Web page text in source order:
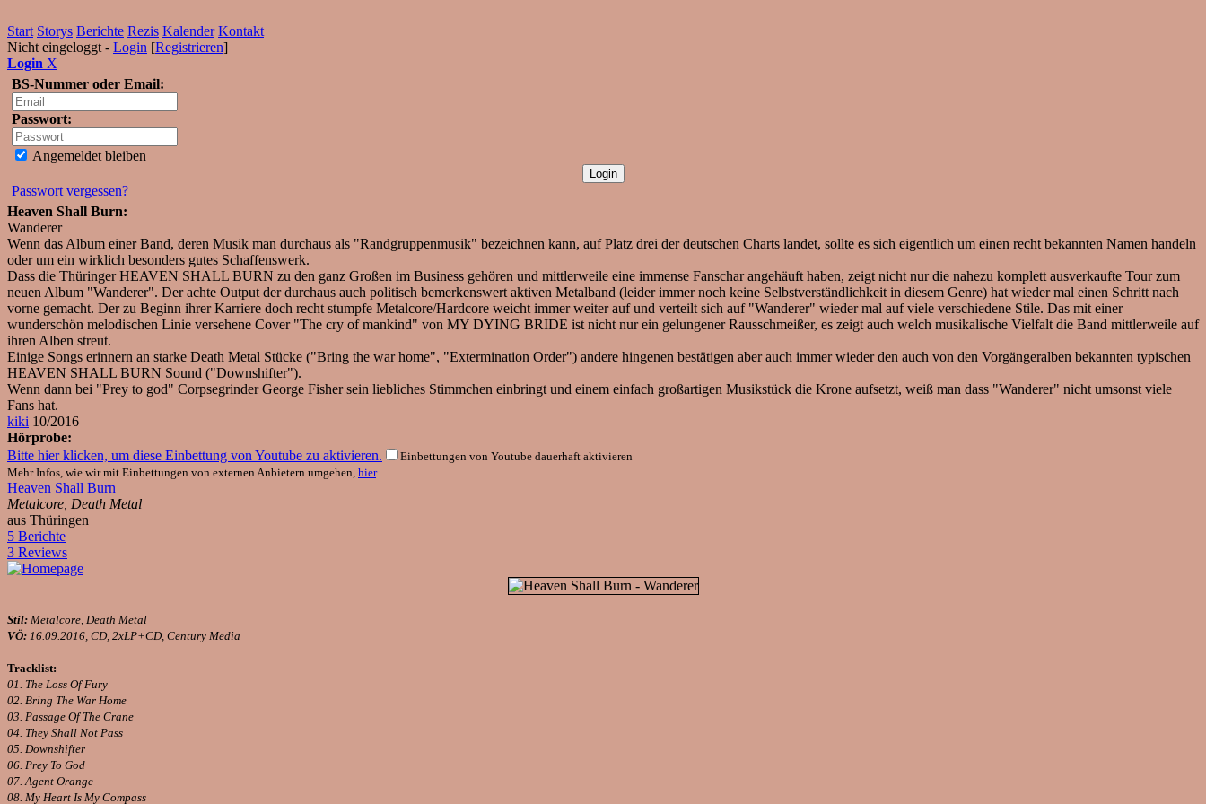
Start Storys Berichte Rezis Kalender Kontakt
Nicht eingeloggt - Login [Registrieren]
Login X
BS-Nummer oder Email:
Passwort:
Angemeldet bleiben
Passwort vergessen?
Heaven Shall Burn:
Wanderer
Wenn das Album einer Band, deren Musik man durchaus als "Randgruppenmusik" bezeichnen kann, auf Platz drei der deutschen Charts landet, sollte es sich eigentlich um einen recht bekannten Namen handeln
oder um ein wirklich besonders gutes Schaffenswerk.
Dass die Thüringer HEAVEN SHALL BURN zu den ganz Großen im Business gehören und mittlerweile eine immense Fanschar angehäuft haben, zeigt nicht nur die nahezu komplett ausverkaufte Tour zum
neuen Album "Wanderer". Der achte Output der durchaus auch politisch bemerkenswert aktiven Metalband (leider immer noch keine Selbstverständlichkeit in diesem Genre) hat wieder mal einen Schritt nach
vorne gemacht. Der zu Beginn ihrer Karriere doch recht stumpfe Metalcore/Hardcore weicht immer weiter auf und verteilt sich auf "Wanderer" wieder mal auf viele verschiedene Stile. Das mit einer
wunderschön melodischen Linie versehene Cover "The cry of mankind" von MY DYING BRIDE ist nicht nur ein gelungener Rausschmeißer, es zeigt auch welch musikalische Vielfalt die Band mittlerweile auf
ihren Alben streut.
Einige Songs erinnern an starke Death Metal Stücke ("Bring the war home", "Extermination Order") andere hingenen bestätigen aber auch immer wieder den auch von den Vorgängeralben bekannten typischen
HEAVEN SHALL BURN Sound ("Downshifter").
Wenn dann bei "Prey to god" Corpsegrinder George Fisher sein liebliches Stimmchen einbringt und einem einfach großartigen Musikstück die Krone aufsetzt, weiß man dass "Wanderer" nicht umsonst viele
Fans hat.
kiki 10/2016
Hörprobe:
Bitte hier klicken, um diese Einbettung von Youtube zu aktivieren.
Einbettungen von Youtube dauerhaft aktivieren
Mehr Infos, wie wir mit Einbettungen von externen Anbietern umgehen, hier.
Heaven Shall Burn
Metalcore, Death Metal
aus Thüringen
5 Berichte
3 Reviews
Stil: Metalcore, Death Metal
VÖ: 16.09.2016, CD, 2xLP+CD, Century Media
Tracklist:
01. The Loss Of Fury
02. Bring The War Home
03. Passage Of The Crane
04. They Shall Not Pass
05. Downshifter
06. Prey To God
07. Agent Orange
08. My Heart Is My Compass